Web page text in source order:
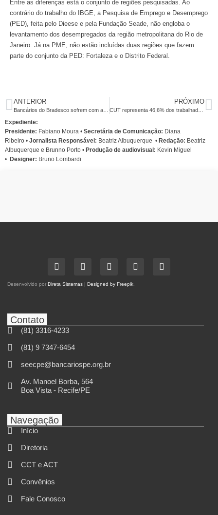
Entre as diferenças está o conjunto de regiões pesquisadas. Ao
contrário do trabalho do IBGE, a Pesquisa de Emprego e Desemprego
(PED), feita pelo Dieese e pela Fundação Seade, não engloba o
levantamento dos desempregados da região metropolitana do Rio de
Janeiro. Já na PME, não estão incluídas duas regiões que fazem
parte do conjunto da PED: Fortaleza e o Distrito Federal.
ANTERIOR PRÓXIMO
CUT representa 46,6% dos trabalhadores de sindicatos filiados a centrais
Expediente:
Presidente: Fabiano Moura • Secretária de Comunicação: Diana
Ribeiro • Jornalista Responsável: Beatriz Albuquerque • Redação: Beatriz
Albuquerque e Brunno Porto • Produção de audiovisual: Kevin Miguel
• Designer: Bruno Lombardi
Desenvolvido por Direta Sistemas | Designed by Freepik
Contato
(81) 3316-4233
(81) 9 7347-6454
seecpe@bancariospe.org.br
Av. Manoel Borba, 564
Boa Vista - Recife/PE
Navegação
Início
Diretoria
CCT e ACT
Convênios
Fale Conosco